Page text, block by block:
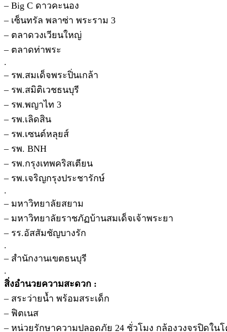
– Big C ดาวคะนอง
– เซ็นทรัล พลาซ่า พระราม 3
– ตลาดวงเวียนใหญ่
– ตลาดท่าพระ
.
– รพ.สมเด็จพระปิ่นเกล้า
– รพ.สมิติเวชธนบุรี
– รพ.พญาไท 3
– รพ.เลิดสิน
– รพ.เซนต์หลุยส์
– รพ. BNH
– รพ.กรุงเทพคริสเตียน
– รพ.เจริญกรุงประชารักษ์
.
– มหาวิทยาลัยสยาม
– มหาวิทยาลัยราชภัฏบ้านสมเด็จเจ้าพระยา
– รร.อัสสัมชัญบางรัก
.
– สำนักงานเขตธนบุรี
.
สิ่งอำนวยความสะดวก :
– สระว่ายน้ำ พร้อมสระเด็ก
– ฟิตเนส
– หน่วยรักษาความปลอดภัย 24 ชั่วโมง กล้องวงจรปิดในโ